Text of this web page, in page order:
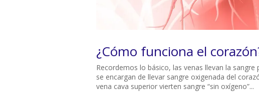
¿Cómo funciona el
Recordemos lo básico, las venas llevan la
se encargan de llevar sangre oxigenada del
vena cava superior vierten sangre “sin oxígeno”...